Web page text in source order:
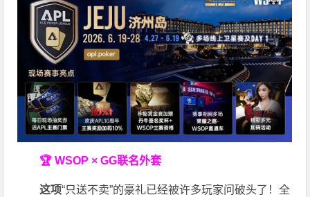
🏆 WSOP × GG联名外套
这项“只送不卖”的豪礼已经被许多玩家问破头了！全